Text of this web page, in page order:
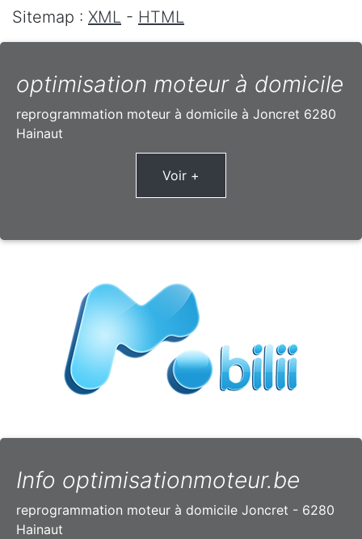
Sitemap : XML - HTML
optimisation moteur à domicile
reprogrammation moteur à domicile à Joncret 6280
Hainaut
Voir +
Info optimisationmoteur.be
reprogrammation moteur à domicile Joncret - 6280
Hainaut